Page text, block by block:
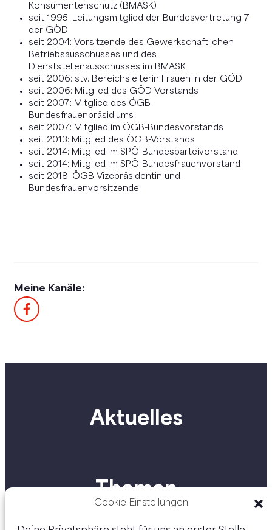
Cookie Einstellungen
Konsumentenschutz (BMASK)
seit 1995: Leitungsmitglied der Bundesvertretung 7
der GÖD
seit 2004: Vorsitzende des Gewerkschaftlichen
Betriebsausschusses und des
Dienststellenausschusses im BMASK
seit 2006: stv. Bereichsleiterin Frauen in der GÖD
seit 2006: Mitglied des GÖD-Vorstands
seit 2007: Mitglied des ÖGB-
Bundesfrauenpräsidiums
seit 2007: Mitglied im ÖGB-Bundesvorstands
seit 2013: Mitglied des ÖGB-Vorstands
seit 2014: Mitglied im SPÖ-Bundesparteivorstand
seit 2014: Mitglied im SPÖ-Bundesfrauenvorstand
seit 2018: ÖGB-Vizepräsidentin und
Bundesfrauenvorsitzende
Meine Kanäle:
Aktuelles
Themen